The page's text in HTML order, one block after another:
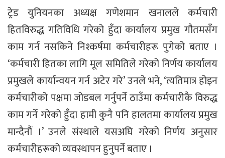
ट्रेड युनियनका अध्यक्ष गणेशमान खनालले कर्मचारी
हितविरुद्ध गतिविधि गरेको हुँदा कार्यालय प्रमुख गौतमसँग
काम गर्न नसकिने निश्कर्षमा कर्मचारीहरू पुगेको बताए ।
‘कर्मचारी हितका लागि मूल समितिले गरेको निर्णय कार्यालय
प्रमुखले कार्यान्वयन गर्न अटेर गरे’ उनले भने, ‘त्यतिमात्र होइन
कर्मचारीको पक्षमा जोडबल गर्नुपर्ने ठाउँमा कर्मचारीकै विरुद्ध
काम गर्ने गरेको हुँदा हामी कुनै पनि हालतमा कार्यालय प्रमुख
मान्दैनौं ।’ उनले संस्थाले यसअघि गरेको निर्णय अनुसार
कर्मचारीहरूको व्यवस्थापन हुनुपर्ने बताए ।